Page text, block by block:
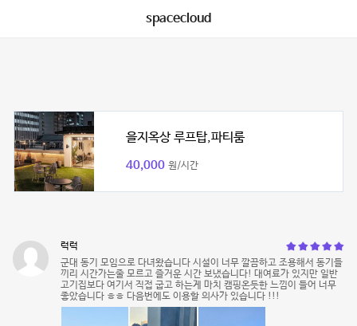
spacecloud
을지옥상 루프탑,파티룸
40,000 원/시간
럭럭
군대 동기 모임으로 다녀왔습니다 시설이 너무 깔끔하고 조용해서 동기들
끼리 시간가는줄 모르고 즐거운 시간 보냈습니다! 대여료가 있지만 일반
고기집보다 여기서 직접 굽고 하는게 마치 캠핑온듯한 느낌이 들어 너무
좋았습니다 ㅎㅎ 다음번에도 이용할 의사가 있습니다 !!!